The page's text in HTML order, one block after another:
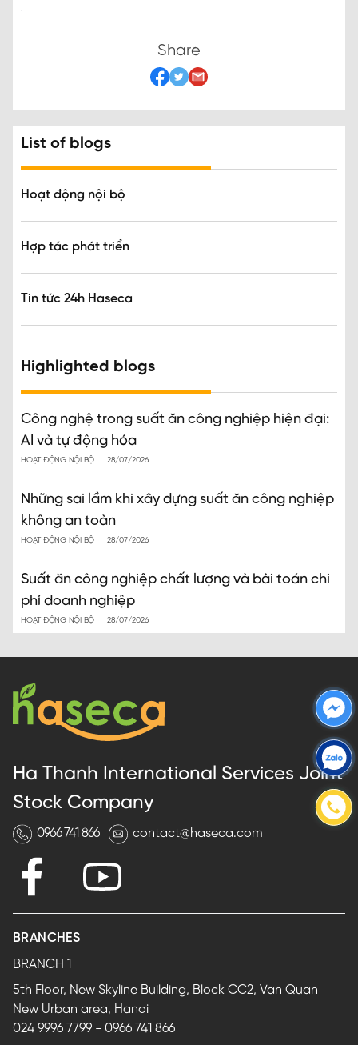
Share
List of blogs
Hoạt động nội bộ
Hợp tác phát triển
Tin tức 24h Haseca
Highlighted blogs
Công nghệ trong suất ăn công nghiệp hiện đại:
AI và tự động hóa
HOẠT ĐỘNG NỘI BỘ 28/07/2026
Những sai lầm khi xây dựng suất ăn công nghiệp
không an toàn
HOẠT ĐỘNG NỘI BỘ 28/07/2026
Suất ăn công nghiệp chất lượng và bài toán chi
phí doanh nghiệp
HOẠT ĐỘNG NỘI BỘ 28/07/2026
Ha Thanh International Services Joint
Stock Company
0966 741 866 contact@haseca.com
BRANCHES
BRANCH 1
5th Floor, New Skyline Building, Block CC2, Van Quan
New Urban area, Hanoi
024 9996 7799 - 0966 741 866